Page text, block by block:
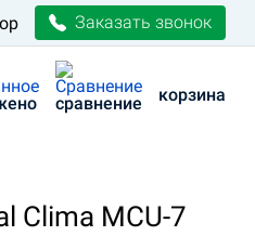
Заказать звонок
сравнение корзина
Clima MCU-7